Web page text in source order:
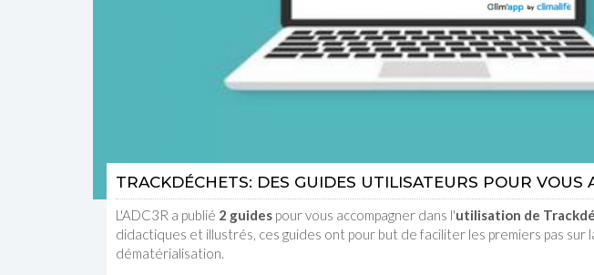
TRACKDÉCHETS: DES GUIDES UTILISATEURS POUR VOUS
L'ADC3R a publié 2 guides pour vous accompagner dans l'utilisation de
didactiques et illustrés, ces guides ont pour but de faciliter les premiers pas sur
dématérialisation.